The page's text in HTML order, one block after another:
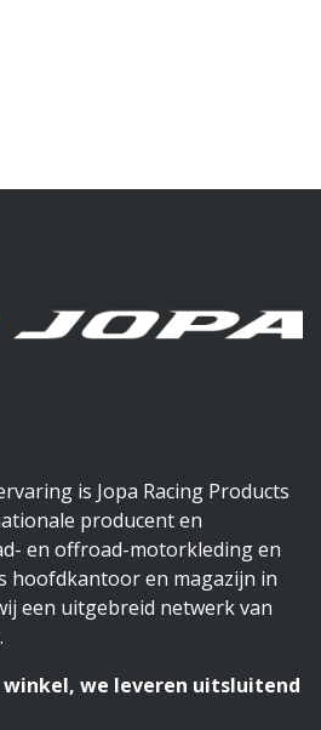
is Jopa Racing Products
producent en
en offroad-motorkleding en
hoofdkantoor en magazijn in
een uitgebreid netwerk van
winkel, we leveren uitsluitend